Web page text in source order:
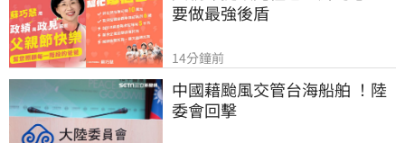
要做最強後盾
14分鐘前
中國藉颱風交管台海船舶 ！陸
委會回擊